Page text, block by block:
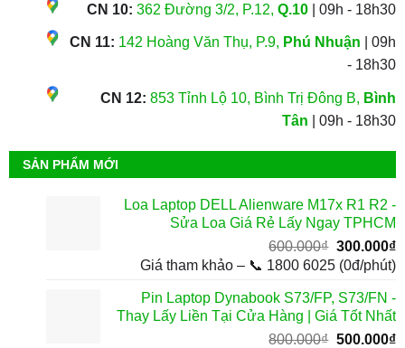
CN 10: 362 Đường 3/2, P.12,Q.10 | 09h - 18h30
CN 11: 142 Hoàng Văn Thụ, P.9, Phú Nhuận | 09h
- 18h30
CN 12: 853 Tỉnh Lộ 10, Bình Trị Đông B, Bình
Tân | 09h - 18h30
SẢN PHẨM MỚI
Loa Laptop DELL Alienware M17x R1 R2 -
Sửa Loa Giá Rẻ Lấy Ngay TPHCM
600.000₫ Giá
gốc
600.000₫.
300.000₫
Giá tham khảo – 📞 1800 6025 (0đ/phút)
Pin Laptop Dynabook S73/FP, S73/FN -
Thay Lấy Liền Tại Cửa Hàng | Giá Tốt Nhất
800.000₫ Giá
500.000₫